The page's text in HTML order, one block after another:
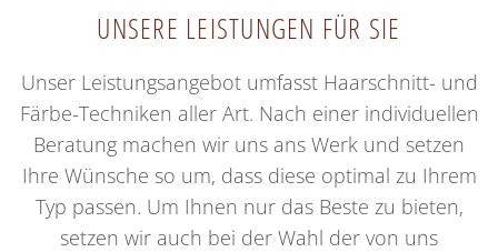
UNSERE LEISTUNGEN FÜR SIE
Unser Leistungsangebot umfasst Haarschnitt- und
Färbe-Techniken aller Art. Nach einer individuellen
Beratung machen wir uns ans Werk und setzen
Ihre Wünsche so um, dass diese optimal zu Ihrem
Typ passen. Um Ihnen nur das Beste zu bieten,
setzen wir auch bei der Wahl der von uns